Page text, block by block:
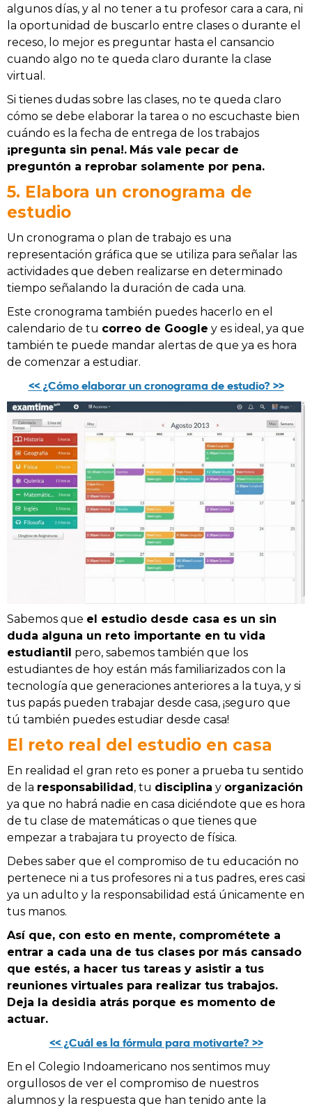
algunos días, y al no tener a tu profesor cara a cara, ni
la oportunidad de buscarlo entre clases o durante el
receso, lo mejor es preguntar hasta el cansancio
cuando algo no te queda claro durante la clase
virtual.
Si tienes dudas sobre las clases, no te queda claro
cómo se debe elaborar la tarea o no escuchaste bien
cuándo es la fecha de entrega de los trabajos
¡pregunta sin pena!. Más vale pecar de
preguntón a reprobar solamente por pena.
5. Elabora un cronograma de
estudio
Un cronograma o plan de trabajo es una
representación gráfica que se utiliza para señalar las
actividades que deben realizarse en determinado
tiempo señalando la duración de cada una.
Este cronograma también puedes hacerlo en el
calendario de tu correo de Google y es ideal, ya que
también te puede mandar alertas de que ya es hora
de comenzar a estudiar.
<< ¿Cómo elaborar un cronograma de estudio? >>
Sabemos que el estudio desde casa es un sin
duda alguna un reto importante en tu vida
estudiantil pero, sabemos también que los
estudiantes de hoy están más familiarizados con la
tecnología que generaciones anteriores a la tuya, y si
tus papás pueden trabajar desde casa, ¡seguro que
tú también puedes estudiar desde casa!
El reto real del estudio en casa
En realidad el gran reto es poner a prueba tu sentido
de la responsabilidad, tu disciplina y organización
ya que no habrá nadie en casa diciéndote que es hora
de tu clase de matemáticas o que tienes que
empezar a trabajara tu proyecto de física.
Debes saber que el compromiso de tu educación no
pertenece ni a tus profesores ni a tus padres, eres casi
ya un adulto y la responsabilidad está únicamente en
tus manos.
Así que, con esto en mente, comprométete a
entrar a cada una de tus clases por más cansado
que estés, a hacer tus tareas y asistir a tus
reuniones virtuales para realizar tus trabajos.
Deja la desidia atrás porque es momento de
actuar.
<< ¿Cuál es la fórmula para motivarte? >>
En el Colegio Indoamericano nos sentimos muy
orgullosos de ver el compromiso de nuestros
alumnos y la respuesta que han tenido ante la